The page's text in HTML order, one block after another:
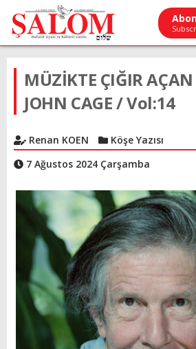
MÜZİKTE ÇIĞIR AÇAN
JOHN CAGE / Vol:14
Renan KOEN
Köşe Yazısı
7 Ağustos 2024 Çarşamba